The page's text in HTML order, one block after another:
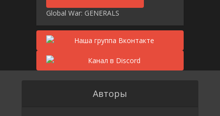
Global War: GENERALS
Авторы